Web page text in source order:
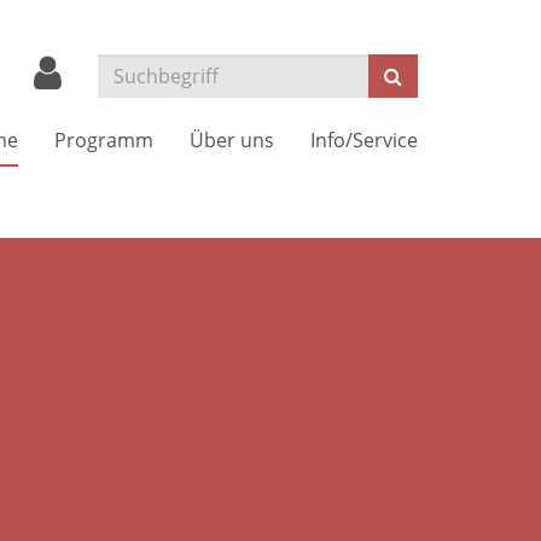
Suchen
Programm Über uns Info/Service